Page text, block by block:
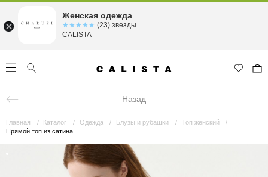
Назад
Главная Каталог Одежда Блузы и рубашки
Топ женский
Прямой топ из сатина
Женская одежда
☆☆☆☆☆
★★★★★ (23) звезды
CALISTA